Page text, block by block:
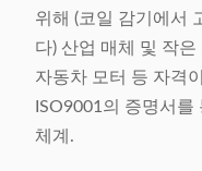
위해 (코일 감기에서
다) 산업 매체 및 작
자동차 모터 등 자격
ISO9001의 증명서를
체계.